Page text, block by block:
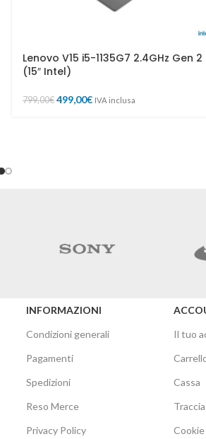
Lenovo V15 i5-1135G7 2.4GHz Gen 2
(15″ Intel)
799,00€ 499,00€ IVA inclusa
INFORMAZIONI
Condizioni generali
Pagamenti
Spedizioni
Reso Merce
Privacy Policy
Il tuo
Cassa